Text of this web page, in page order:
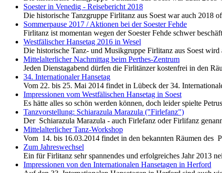
Soester in Venedig - Reisebericht 2018
Die historische Tanzgruppe Firlitanz aus Soest war auch 2018
Sommerpause 2017 / Aktionen bei der Soester Fehde
Firlitanz ist momentan wegen der Soester Fehde schwer
Westfälischer Hansetag 2016 in Wesel
Die historische Tanz- und Musikgruppe Firlitanz aus Soest
Mittelalterlicher Nachmittag beim Perthes-Zentrum
Jeden Dienstagabend dürfen die Firlitänzer kostenfrei in den
34. Internationaler Hansetag
Vom 22. bis 25. Mai 2014 findet in Lübeck der 34.
Impressionen vom Westfälischen Hansetag in Soest
Es hätte alles so schön werden können, doch leider spielte
Tanzvorstellung: Schiarazula Marazula ("Firlefanz")
Der Schiarazula Marazula - auch Firlefanz oder Firlifanz
Mittelalterlicher Tanz-Workshop
Vom 14. bis 16.03.2014 findet in den bekannten Räumen des
Zum Jahreswechsel
Ein für Firlitanz sehr spannendes und erfolgreiches Jahr 2013
Impressionen von den Internationalen Hansetagen in Herford